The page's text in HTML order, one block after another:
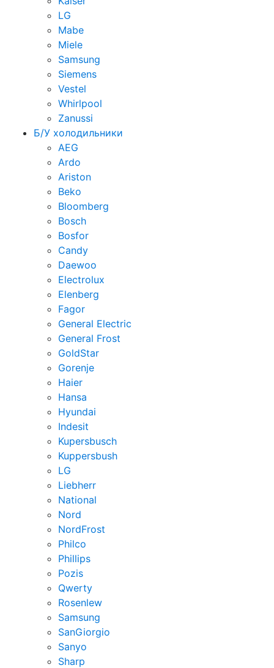
LG
Mabe
Miele
Samsung
Siemens
Vestel
Whirlpool
Zanussi
Б/У холодильники
AEG
Ardo
Ariston
Beko
Bloomberg
Bosch
Bosfor
Candy
Daewoo
Electrolux
Elenberg
Fagor
General Electric
General Frost
GoldStar
Gorenje
Haier
Hansa
Hyundai
Indesit
Kupersbusch
Kuppersbush
LG
Liebherr
National
Nord
NordFrost
Philco
Phillips
Pozis
Qwerty
Rosenlew
Samsung
SanGiorgio
Sanyo
Sharp